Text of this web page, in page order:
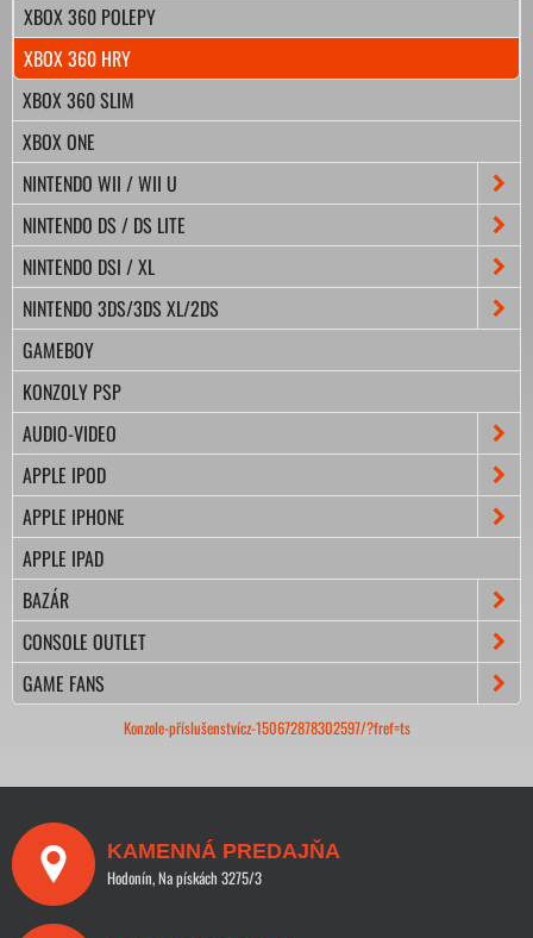
XBOX 360 POLEPY
XBOX 360 HRY
XBOX 360 SLIM
XBOX ONE
NINTENDO WII / WII U
NINTENDO DS / DS LITE
NINTENDO DSI / XL
NINTENDO 3DS/3DS XL/2DS
GAMEBOY
KONZOLY PSP
AUDIO-VIDEO
APPLE IPOD
APPLE IPHONE
APPLE IPAD
BAZÁR
CONSOLE OUTLET
GAME FANS
Konzole-příslušenstvícz-150672878302597/?fref=ts
KAMENNÁ PREDAJŇA
Hodonín, Na pískách 3275/3